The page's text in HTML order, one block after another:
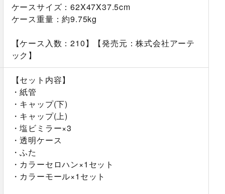
ケースサイズ：62X47X37.5cm
ケース重量：約9.75kg
【ケース入数：210】【発売元：株式会社アーテ
ック】
【セット内容】
・紙管
・キャップ(下)
・キャップ(上)
・塩ビミラー×3
・透明ケース
・ふた
・カラーセロハン×1セット
・カラーモール×1セット